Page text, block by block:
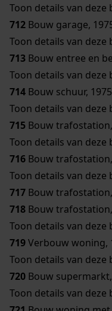
Toon details van deze
712 Bouw garage,
Toon details van deze
713 Bouw entree en
Toon details van deze
714 Bouw schuur, 1975
Toon details van deze
715 Bouw
Toon details van deze
716 Bouw
Toon details van deze
717 Bouw
718 Bouw
Toon details van deze
719Verbouw woning,
Toon details van deze
720 Bouw
Toon details van deze